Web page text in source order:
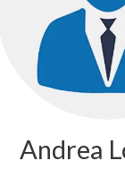
Andrea